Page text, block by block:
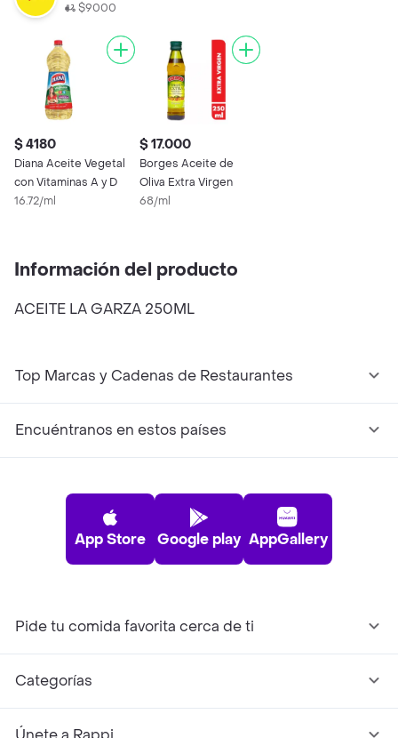
$9000
$ 4180
Diana Aceite Vegetal
con Vitaminas A y D
16.72/ml
$ 17.000
Borges Aceite de
Oliva Extra Virgen
68/ml
Información del producto
ACEITE LA GARZA 250ML
Top Marcas y Cadenas de Restaurantes
Encuéntranos en estos países
App Store Google play AppGallery
Pide tu comida favorita cerca de ti
Categorías